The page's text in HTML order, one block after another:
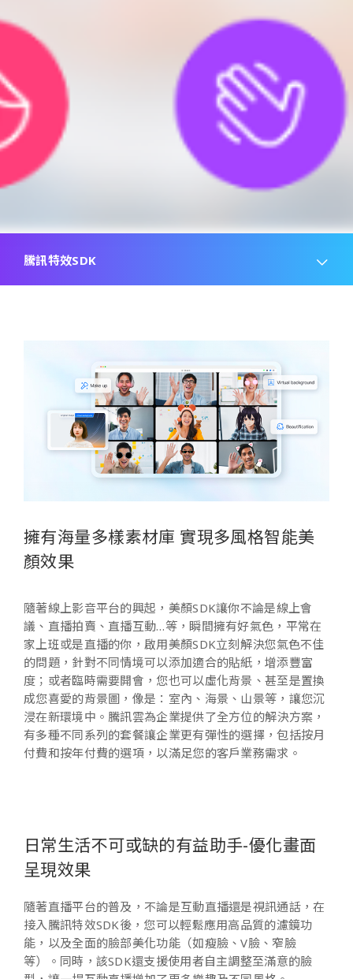
騰訊特效SDK
擁有海量多樣素材庫 實現多風格智能美
顏效果
隨著線上影音平台的興起，美顏SDK讓你不論是線上會
議、直播拍賣、直播互動…等，瞬間擁有好氣色，平常在
家上班或是直播的你，啟用美顏SDK立刻解決您氣色不佳
的問題，針對不同情境可以添加適合的貼紙，增添豐富
度；或者臨時需要開會，您也可以虛化背景、甚至是置換
成您喜愛的背景圖，像是：室內、海景、山景等，讓您沉
浸在新環境中。騰訊雲為企業提供了全方位的解決方案，
有多種不同系列的套餐讓企業更有彈性的選擇，包括按月
付費和按年付費的選項，以滿足您的客戶業務需求。
日常生活不可或缺的有益助手-優化畫面
呈現效果
隨著直播平台的普及，不論是互動直播還是視訊通話，在
接入騰訊特效SDK後，您可以輕鬆應用高品質的濾鏡功
能，以及全面的臉部美化功能（如瘦臉、V臉、窄臉
等）。同時，該SDK還支援使用者自主調整至滿意的臉